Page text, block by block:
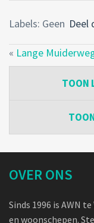
Deel
Labels: Geen
« Lange
TOON
OVER ONS
Sinds 1996 is AWN
en woonschepen.